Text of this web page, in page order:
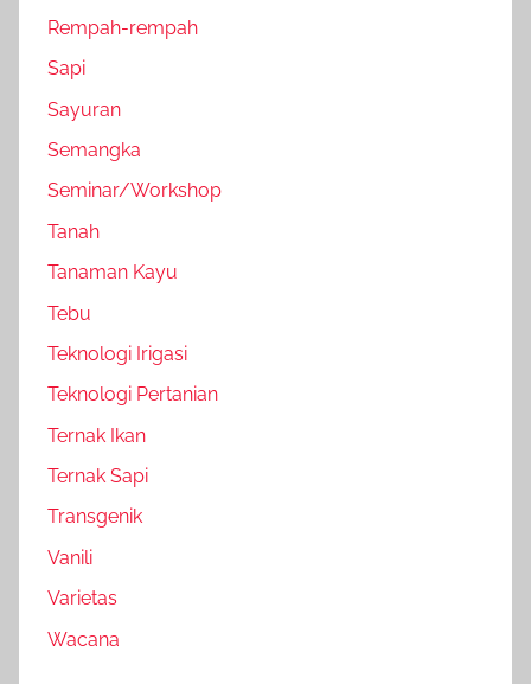
Rempah-rempah
Sapi
Sayuran
Semangka
Seminar/Workshop
Tanah
Tanaman Kayu
Tebu
Teknologi Irigasi
Teknologi Pertanian
Ternak Ikan
Ternak Sapi
Transgenik
Vanili
Varietas
Wacana